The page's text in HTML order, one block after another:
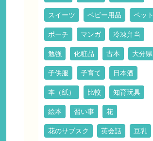
スイーツ ベビー用品 ペット
ポーチ マンガ 冷凍弁当
勉強 化粧品 古本 大分県
子供服 子育て 日本酒
本（紙） 比較 知育玩具
絵本 習い事 花
花のサブスク 英会話 豆乳